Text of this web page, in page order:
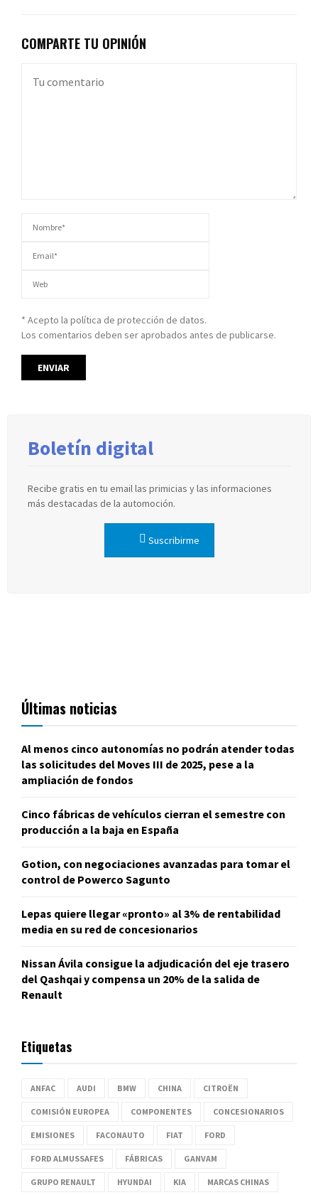
COMPARTE TU OPINIÓN
* Acepto la política de protección de datos.
Los comentarios deben ser aprobados antes de publicarse.
Boletín digital
Recibe gratis en tu email las primicias y las informaciones
más destacadas de la automoción.
Suscribirme
Últimas noticias
Al menos cinco autonomías no podrán atender todas
las solicitudes del Moves III de 2025, pese a la
ampliación de fondos
Cinco fábricas de vehículos cierran el semestre con
producción a la baja en España
Gotion, con negociaciones avanzadas para tomar el
control de Powerco Sagunto
Lepas quiere llegar «pronto» al 3% de rentabilidad
media en su red de concesionarios
Nissan Ávila consigue la adjudicación del eje trasero
del Qashqai y compensa un 20% de la salida de
Renault
Etiquetas
ANFAC AUDI BMW CHINA CITROËN
COMISIÓN EUROPEA COMPONENTES CONCESIONARIOS
EMISIONES FACONAUTO FIAT FORD
FORD ALMUSSAFES FÁBRICAS GANVAM
GRUPO RENAULT HYUNDAI KIA MARCAS CHINAS